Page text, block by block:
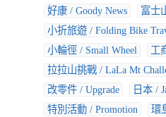
好康 / Goody News
富士
小折旅遊 / Folding Bike
小輪徑 / Small Wheel
工
拉拉山挑戰 / LaLa Mt
改零件 / Upgrade
日本 /
特別活動 / Promotion
環